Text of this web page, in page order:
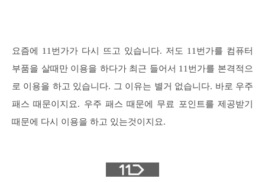
요즘에 11번가가 다시 뜨고 있습니다. 저도 11번가를 컴퓨터
부품을 살때만 이용을 하다가 최근 들어서 11번가를 본격적으
로 이용을 하고 있습니다. 그 이유는 별거 없습니다. 바로 우주
패스 때문이지요. 우주 패스 때문에 무료 포인트를 제공받기
때문에 다시 이용을 하고 있는것이지요.